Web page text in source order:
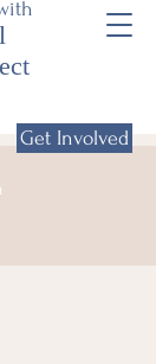
Get Involved